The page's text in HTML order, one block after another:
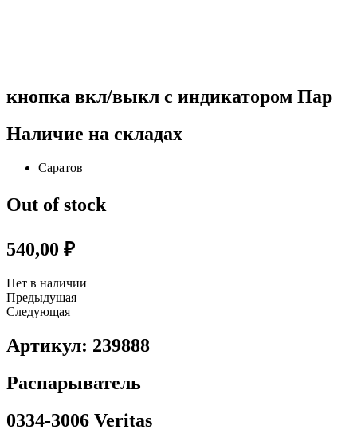
кнопка вкл/выкл с индикатором Пар
Наличие на складах
Саратов
Out of stock
540,00 ₽
Нет в наличии
Предыдущая
Следующая
Артикул: 239888
Распарыватель
0334-3006 Veritas